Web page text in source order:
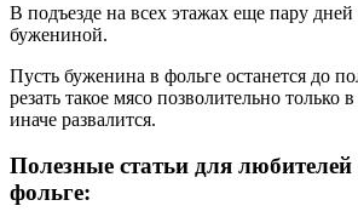
В подъезде на всех этажах еще пару дней
бужениной.
Пусть буженина в фольге останется до
резать такое мясо позволительно только
иначе развалится.
Полезные статьи для
фольге: